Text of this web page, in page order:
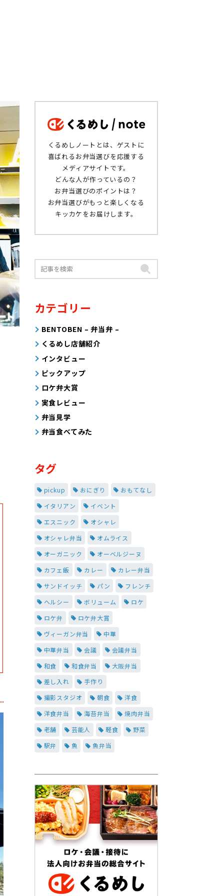
くるめしノートとは、ゲストに
喜ばれるお弁当選びを応援する
メディアサイトです。
どんな人が作っているの？
お弁当選びのポイントは？
お弁当選びがもっと楽しくなる
キッカケをお届けします。
カテゴリー
BENTOBEN – 弁当弁 –
くるめし店舗紹介
インタビュー
ピックアップ
ロケ弁大賞
実食レビュー
弁当見学
弁当食べてみた
タグ
pickup おにぎり
おもてなし
イタリアン
イベント
エスニック
オシャレ
オシャレ弁当
オムライス
オーガニック
オーベルジーヌ
カフェ飯
カレー
カレー弁当
サンドイッチ
パン
フレンチ
ヘルシー
ボリューム
ロケ
ロケ弁
ロケ弁大賞
ヴィーガン弁当
中華
中華弁当
会議
会議弁当
和食
和食弁当
大阪弁当
差し入れ
手作り
撮影スタジオ
朝食
洋食
洋食弁当
海苔弁当
焼肉弁当
老舗
芸能人 軽食
野菜
駅弁
魚 魚弁当